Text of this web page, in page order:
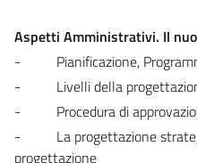
Aspetti Amministrativi. Il
-
Pianificazione,
-
Livelli della
-
Procedura di
-
La progettazione
progettazione